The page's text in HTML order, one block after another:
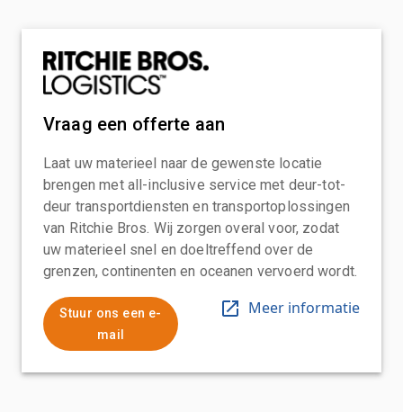
Vraag een offerte aan
Laat uw materieel naar de gewenste locatie
brengen met all-inclusive service met deur-tot-
deur transportdiensten en transportoplossingen
van Ritchie Bros. Wij zorgen overal voor, zodat
uw materieel snel en doeltreffend over de
grenzen, continenten en oceanen vervoerd wordt.
Stuur ons een e-
mail
Meer informatie